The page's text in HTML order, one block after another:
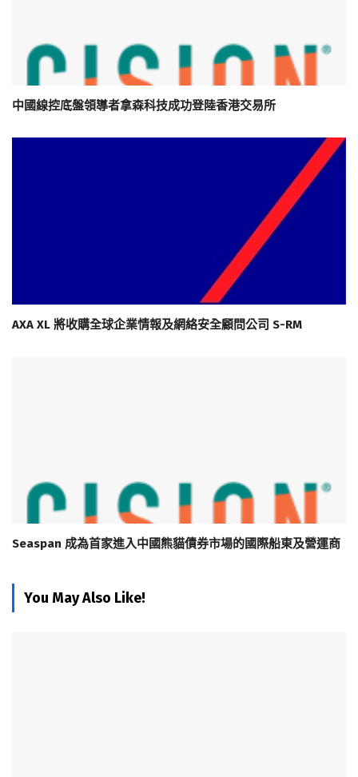
中國線控底盤領導者拿森科技成功登陸香港交易所
AXA XL 將收購全球企業情報及網絡安全顧問公司 S-RM
Seaspan 成為首家進入中國熊貓債券市場的國際船東及營運商
You May Also Like!